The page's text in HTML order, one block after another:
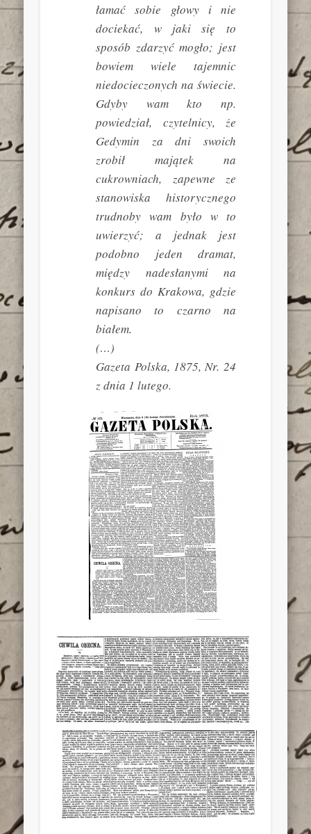
łamać sobie głowy i nie
dociekać, w jaki się to
sposób zdarzyć mogło; jest
bowiem wiele tajemnic
niedocieczonych na świecie.
Gdyby wam kto np.
powiedział, czytelnicy, że
Gedymin za dni swoich
zrobił majątek na
cukrowniach, zapewne ze
stanowiska historycznego
trudnoby wam było w to
uwierzyć; a jednak jest
podobno jeden dramat,
między nadesłanymi na
konkurs do Krakowa, gdzie
napisano to czarno na
białem.
(…)
Gazeta Polska, 1875, Nr. 24
z dnia 1 lutego.